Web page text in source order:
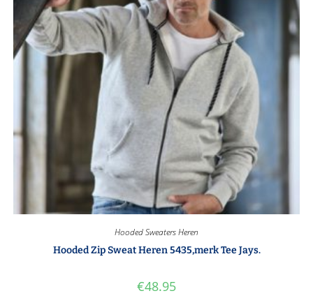
Hooded Sweaters Heren
Hooded Zip Sweat Heren 5435,merk Tee Jays.
€48.95